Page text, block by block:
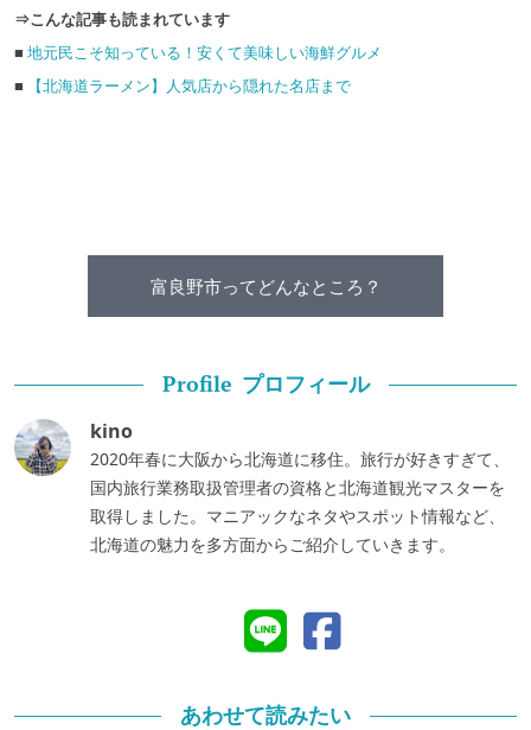
⇒こんな記事も読まれています
■ 地元民こそ知っている！安くて美味しい海鮮グルメ
■
【北海道ラーメン】人気店から隠れた名店まで
富良野市ってどんなところ？
Profile プロフィール
kino
2020年春に大阪から北海道に移住。旅行が好きすぎて、
国内旅行業務取扱管理者の資格と北海道観光マスターを
取得しました。マニアックなネタやスポット情報など、
北海道の魅力を多方面からご紹介していきます。
あわせて読みたい